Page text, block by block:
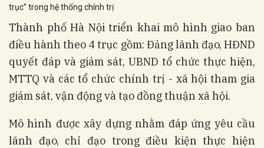
trục” trong hệ thống chính trị
Thành phố Hà Nội triển khai mô hình giao ban
điều hành theo 4 trục gồm: Đảng lãnh đạo, HĐND
quyết đáp và giám sát, UBND tổ chức thực hiện,
MTTQ và các tổ chức chính trị - xã hội tham gia
giám sát, vận động và tạo đồng thuận xã hội.
Mô hình được xây dựng nhằm đáp ứng yêu cầu
lãnh đạo, chỉ đạo trong điều kiện thực hiện